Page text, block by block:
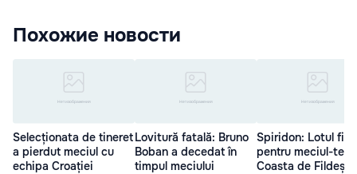
Похожие новости
Selecționata de tineret
a pierdut meciul cu
echipa Croației
Lovitură fatală: Bruno
Boban a decedat în
timpul meciului
Spiridon: Lotul
pentru meciul-test
Coasta de Fildeș